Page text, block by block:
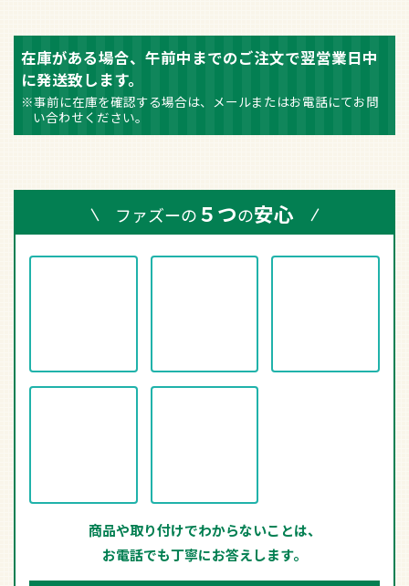
Amazon.co.jpにご登録の住所・クレジットカード情報を利用
してご注文いただけます。ご利用になるにはAmazon.co.jpア
カウントが必要です。
ファズーの取付工事について
返品期限・条件
90日間返金保証について
レビューを書く
に発送致します。
ファズーの５つの安心